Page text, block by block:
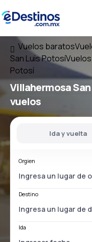
Vuelos baratos
San Luis Potosí
Potosí
Villahermosa
vuelos
Ida y vuelta
Orgien
Destino
Ida